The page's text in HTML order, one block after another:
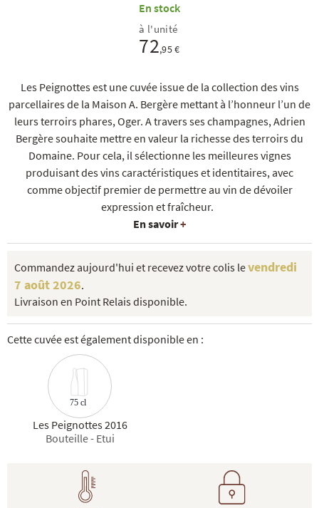
NOS COFFRETS DÉCOUVERTES NOS MEILLEURES VENTES NOS
En stock
Les Peignottes est une cuvée issue de la collection des vins
parcellaires de la Maison A. Bergère mettant à l’honneur l’un de
leurs terroirs phares, Oger. A travers ses champagnes, Adrien
Bergère souhaite mettre en valeur la richesse des terroirs du
Domaine. Pour cela, il sélectionne les meilleures vignes
produisant des vins caractéristiques et identitaires, avec
comme objectif premier de permettre au vin de dévoiler
expression et fraîcheur.
En savoir+
à l'unité
72,95 €
Commandez aujourd'hui et recevez votre colis levendredi
7 août 2026.
Livraison en Point Relais disponible.
Cette cuvée est également disponible en :
75 cl
Les Peignottes 2016
Bouteille - Etui